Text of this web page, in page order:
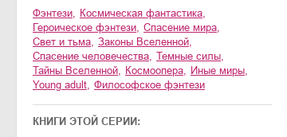
фэнтези
космическая фантастика
героическое фэнтези
спасение мира
свет и тьма
законы Вселенной
спасение человечества
темные силы
тайны Вселенной
космоопера иные миры
young adult
философское фэнтези
КНИГИ ЭТОЙ СЕРИИ: